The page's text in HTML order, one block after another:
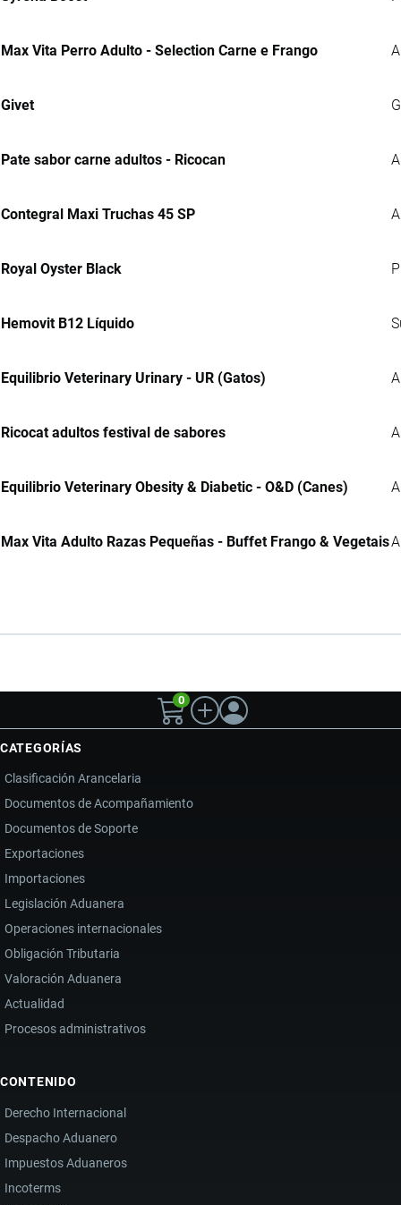
Max Vita Perro Adulto - Selection Carne e Frango
Givet
Pate sabor carne adultos - Ricocan
Contegral Maxi Truchas 45 SP
Royal Oyster Black
Hemovit B12 Líquido
Equilibrio Veterinary Urinary - UR (Gatos)
Ricocat adultos festival de sabores
Equilibrio Veterinary Obesity & Diabetic - O&D (Canes)
Max Vita Adulto Razas Pequeñas - Buffet Frango & Vegetais
0
CATEGORÍAS
Clasificación Arancelaria
Documentos de Acompañamiento
Documentos de Soporte
Exportaciones
Importaciones
Legislación Aduanera
Operaciones internacionales
Obligación Tributaria
Valoración Aduanera
Actualidad
Procesos administrativos
CONTENIDO
Derecho Internacional
Despacho Aduanero
Impuestos Aduaneros
Incoterms